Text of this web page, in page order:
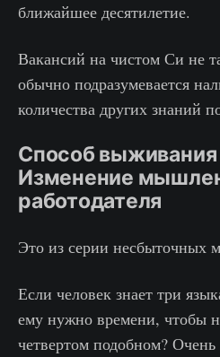
ближайшее десятилетие.
Вакансий на чистом Си не
обычно подразумевается
количества других знаний
Способ
Изменение
работодателя
Это из серии несбыточных
Если человек знает три
ему нужно времени, чтобы
четвертом подобном?